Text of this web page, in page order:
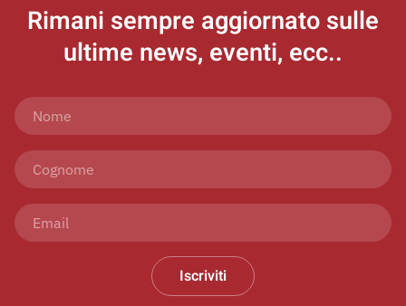
Rimani sempre aggiornato sulle
ultime news, eventi, ecc..
Iscriviti